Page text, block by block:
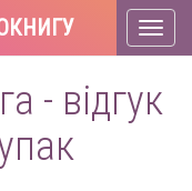
- відгук